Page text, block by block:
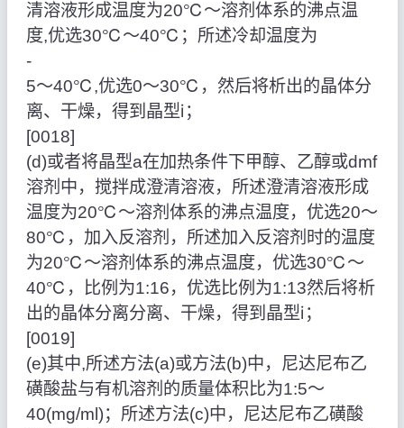
清溶液形成温度为20℃～溶剂体系的沸点温
度,优选30℃～40℃；所述冷却温度为
‑
5～40℃,优选0～30℃，然后将析出的晶体分
离、干燥，得到晶型ⅰ；
[0018]
(d)或者将晶型a在加热条件下甲醇、乙醇或dmf
溶剂中，搅拌成澄清溶液，所述澄清溶液形成
温度为20℃～溶剂体系的沸点温度，优选20～
80℃，加入反溶剂，所述加入反溶剂时的温度
为20℃～溶剂体系的沸点温度，优选30℃～
40℃，比例为1:16，优选比例为1:13然后将析
出的晶体分离分离、干燥，得到晶型ⅰ；
[0019]
(e)其中,所述方法(a)或方法(b)中，尼达尼布乙
磺酸盐与有机溶剂的质量体积比为1:5～
40(mg/ml)；所述方法(c)中，尼达尼布乙磺酸